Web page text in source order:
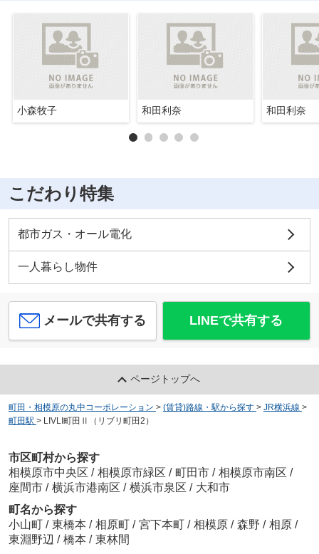
小森牧子 和田利奈 和田利奈
こだわり特集
都市ガス・オール電化
一人暮らし物件
メールで共有する LINEで共有する
ページトップへ
町田・相模原の丸中コーポレーション > (賃貸)路線・駅から探す > JR横浜線 >
町田駅 > LIVLI町田Ⅱ（リブリ町田2）
市区町村から探す
相模原市中央区 / 相模原市緑区 / 町田市 / 相模原市南区 /
座間市 / 横浜市港南区 / 横浜市泉区 / 大和市
町名から探す
小山町 / 東橋本 / 相原町 / 宮下本町 / 相模原 / 森野 / 相原 /
東淵野辺 / 橋本 / 東林間